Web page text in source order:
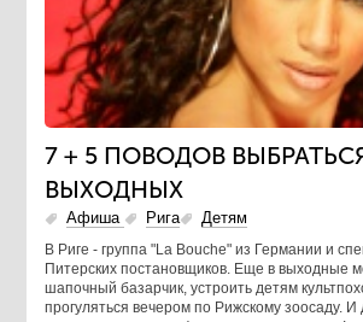
7 + 5 ПОВОДОВ
ВЫХОДНЫХ
Афиша Рига Детям
В Риге - группа "La Bouche" из Германии и
Питерских постановщиков. Еще в выходные
шапочный базарчик, устроить детям
прогуляться вечером по Рижскому зоосаду.